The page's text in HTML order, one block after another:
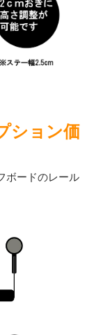
ション価
ボードのレール